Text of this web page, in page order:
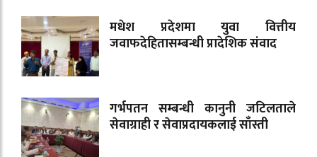
मधेश प्रदेशमा युवा वित्तीय
जवाफदेहितासम्बन्धी प्रादेशिक संवाद
गर्भपतन सम्बन्धी कानुनी जटिलताले
सेवाग्राही र सेवाप्रदायकलाई साँस्ती